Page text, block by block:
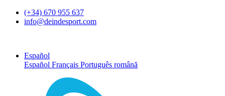
(+34) 670 955 637
info@deindesport.com
Español
Español Français Português română